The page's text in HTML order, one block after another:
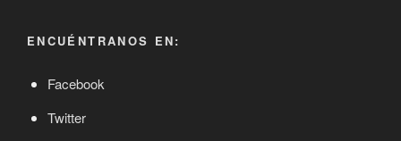
ENCUÉNTRANOS EN:
Facebook
Twitter